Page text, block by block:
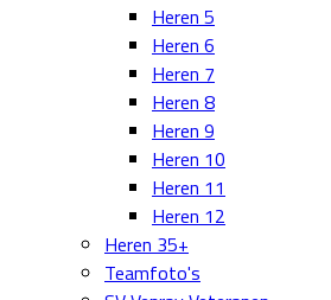
Heren 5
Heren 6
Heren 7
Heren 8
Heren 9
Heren 10
Heren 11
Heren 12
Heren 35+
Teamfoto's